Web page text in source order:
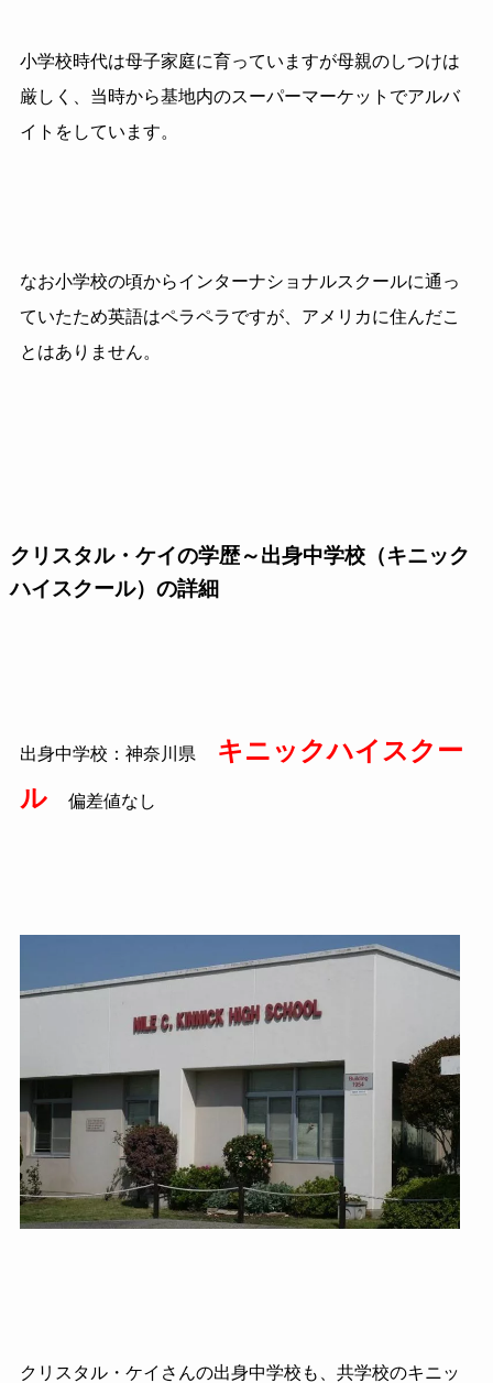
小学校時代は母子家庭に育っていますが母親のしつけは
厳しく、当時から基地内のスーパーマーケットでアルバ
イトをしています。
なお小学校の頃からインターナショナルスクールに通っ
ていたため英語はペラペラですが、アメリカに住んだこ
とはありません。
クリスタル・ケイの学歴～出身中学校（キニック
ハイスクール）の詳細
出身中学校：神奈川県
キニックハイスクー
ル
偏差値なし
クリスタル・ケイさんの出身中学校も、共学校のキニッ